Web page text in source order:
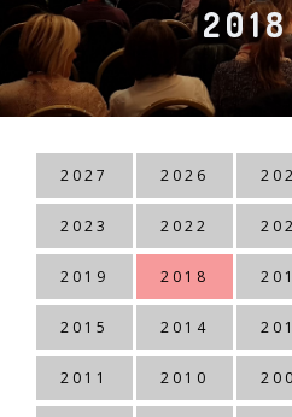
2018
2027 2026
2023 2022
2019 2018
2015 2014
2011 2010